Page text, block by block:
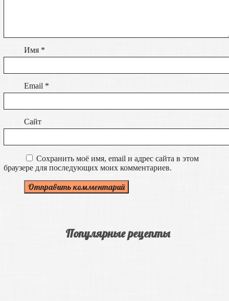
Имя *
Email *
Сайт
Сохранить моё имя, email и адрес сайта в этом
браузере для последующих моих комментариев.
Популярные рецепты